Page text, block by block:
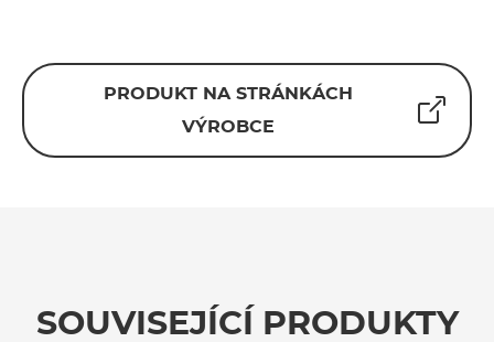
PRODUKT NA STRÁNKÁCH
VÝROBCE
SOUVISEJÍCÍ PRODUKTY